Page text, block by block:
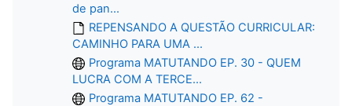
de pan...
REPENSANDO A QUESTÃO CURRICULAR:
CAMINHO PARA UMA ...
Programa MATUTANDO EP. 30 - QUEM
LUCRA COM A TERCE...
Programa MATUTANDO EP. 62 -